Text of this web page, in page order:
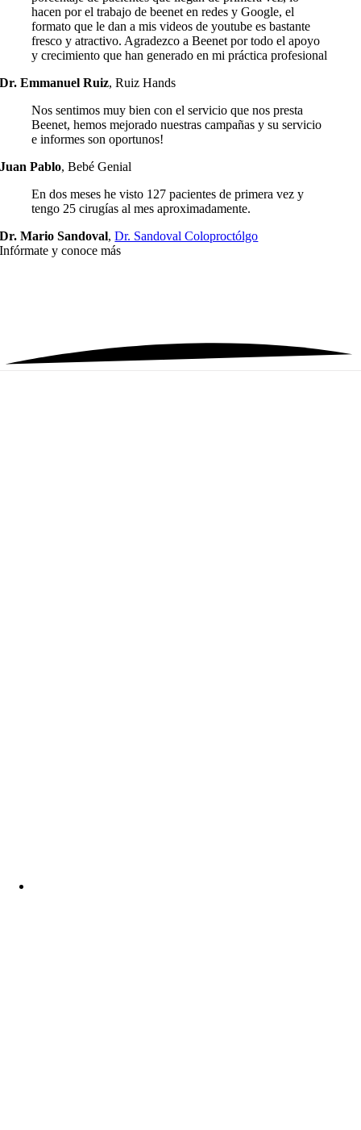
hacen por el trabajo de beenet en redes y Google, el
formato que le dan a mis videos de youtube es bastante
fresco y atractivo. Agradezco a Beenet por todo el apoyo
y crecimiento que han generado en mi práctica profesional
Dr. Emmanuel Ruiz,Ruiz Hands
Nos sentimos muy bien con el servicio que nos presta
Beenet, hemos mejorado nuestras campañas y su servicio
e informes son oportunos!
Juan Pablo,Bebé Genial
En dos meses he visto 127 pacientes de primera vez y
tengo 25 cirugías al mes aproximadamente.
Dr. Mario Sandoval,Dr. Sandoval Coloproctólgo
Infórmate y conoce más